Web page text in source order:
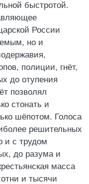
быстротой.
России
но и
полиции, гнёт,
до отупения
позволял
стонать и
шёпотом. Голоса
решительных
и с трудом
до разума и
масса
и тысячи